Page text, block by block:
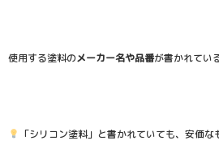
使用する塗料のメーカー名や品番が書かれてい
「シリコン塗料」と書かれていても、安価